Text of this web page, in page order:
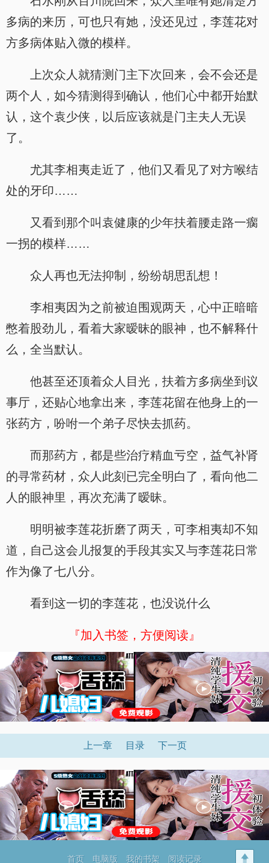
多病的来历，可也只有她，没还见过，李莲花对
方多病体贴入微的模样。
上次众人就猜测门主下次回来，会不会还是
两个人，如今猜测得到确认，他们心中都开始默
认，这个袁少侠，以后应该就是门主夫人无误
了。
尤其李相夷走近了，他们又看见了对方喉结
处的牙印……
又看到那个叫袁健康的少年扶着腰走路一瘸
一拐的模样……
众人再也无法抑制，纷纷胡思乱想！
李相夷因为之前被迫围观两天，心中正暗暗
憋着股劲儿，看着大家暧昧的眼神，也不解释什
么，全当默认。
他甚至还顶着众人目光，扶着方多病坐到议
事厅，还贴心地拿出来，李莲花留在他身上的一
张药方，吩咐一个弟子尽快去抓药。
而那药方，都是些治疗精血亏空，益气补肾
的寻常药材，众人此刻已完全明白了，看向他二
人的眼神里，再次充满了暧昧。
明明被李莲花折磨了两天，可李相夷却不知
道，自己这会儿报复的手段其实又与李莲花日常
作为像了七八分。
看到这一切的李莲花，也没说什么
『加入书签，方便阅读』
上一章 目录 下一页
首页 电脑版 我的书架 阅读记录